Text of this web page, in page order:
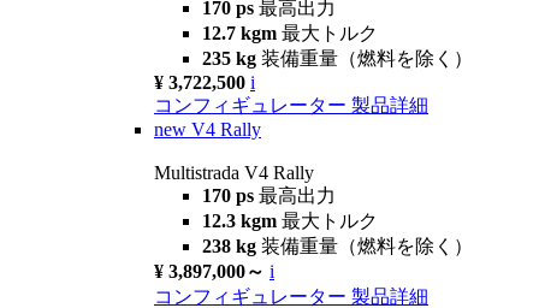
170 ps 最高出力
12.7 kgm 最大トルク
235 kg 装備重量（燃料を除く）
¥ 3,722,500 i
コンフィギュレーター 製品詳細
new V4 Rally
Multistrada V4 Rally
170 ps 最高出力
12.3 kgm 最大トルク
238 kg 装備重量（燃料を除く）
¥ 3,897,000～ i
コンフィギュレーター 製品詳細